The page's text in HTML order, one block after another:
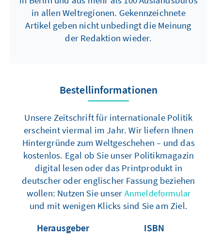
in allen Weltregionen. Gekennzeichnete
Artikel geben nicht unbedingt die Meinung
der Redaktion wieder.
Bestellinformationen
Unsere Zeitschrift für internationale Politik
erscheint viermal im Jahr. Wir liefern Ihnen
Hintergründe zum Weltgeschehen – und das
kostenlos. Egal ob Sie unser Politikmagazin
digital lesen oder das Printprodukt in
deutscher oder englischer Fassung beziehen
wollen: Nutzen Sie unser Anmeldeformular
und mit wenigen Klicks sind Sie am Ziel.
Herausgeber ISBN